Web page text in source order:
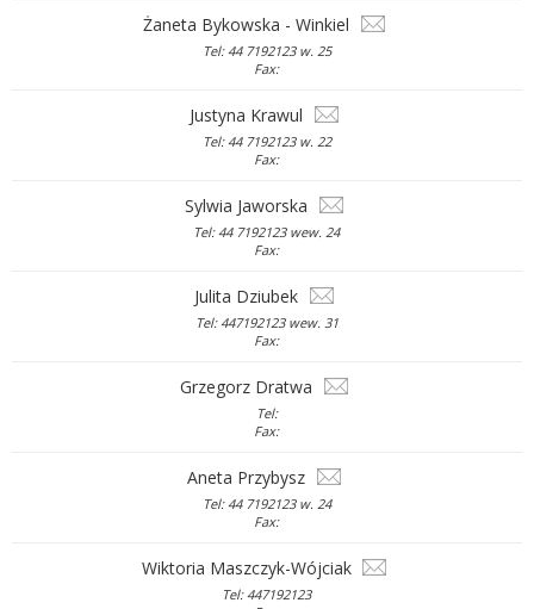
Żaneta Bykowska - Winkiel
Tel: 44 7192123 w. 25
Fax:
Justyna Krawul
Tel: 44 7192123 w. 22
Fax:
Sylwia Jaworska
Tel: 44 7192123 wew. 24
Fax:
Julita Dziubek
Tel: 447192123 wew. 31
Fax:
Grzegorz Dratwa
Tel:
Fax:
Aneta Przybysz
Tel: 44 7192123 w. 24
Fax:
Wiktoria Maszczyk-Wójciak
Tel: 447192123